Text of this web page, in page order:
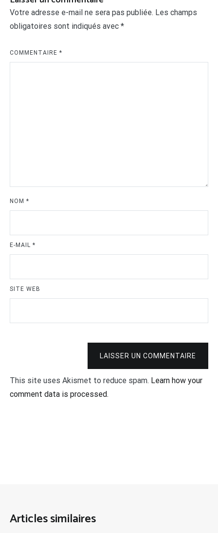
Votre adresse e-mail ne sera pas publiée. Les champs
obligatoires sont indiqués avec *
COMMENTAIRE *
NOM *
E-MAIL *
SITE WEB
LAISSER UN COMMENTAIRE
This site uses Akismet to reduce spam. Learn how your
comment data is processed.
Articles similaires